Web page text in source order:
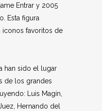
Entrar y 2005
Esta figura
iconos favoritos de
han sido el lugar
de los grandes
Luis Magín,
Hernando del